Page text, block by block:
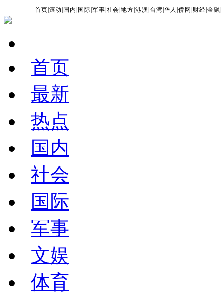
首页 |滚动 国内 国际 |军事 |社会 |地方 |港澳 台湾 |华人 |侨网 财经 |金融 |
首页
最新
热点
国内
社会
国际
军事
文娱
体育